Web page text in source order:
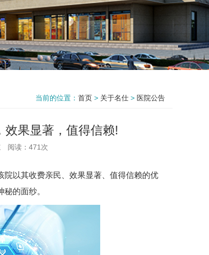
当前的位置： 首页 > 关于名仕 > 医院公告
效果显著，值得信赖!
阅读：471次
院以其收费亲民、效果显著、值得信赖的优
的面纱。